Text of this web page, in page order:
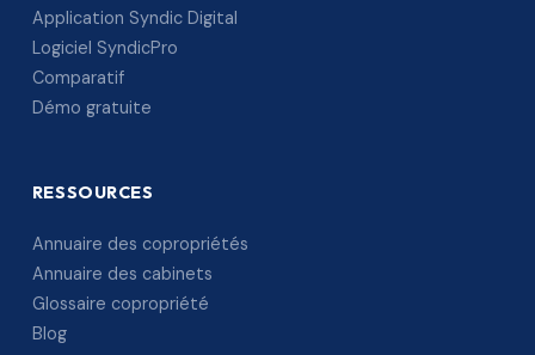
Application Syndic Digital
Logiciel SyndicPro
Comparatif
Démo gratuite
RESSOURCES
Annuaire des copropriétés
Annuaire des cabinets
Glossaire copropriété
Blog